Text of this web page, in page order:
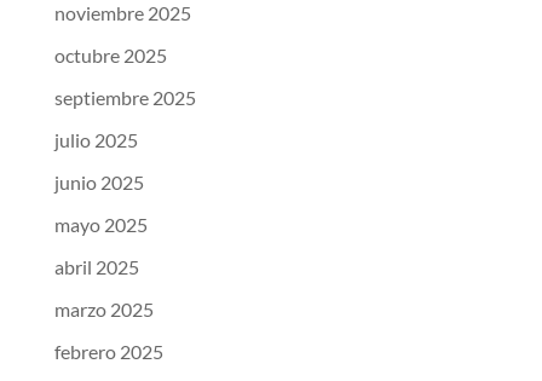
noviembre 2025
octubre 2025
septiembre 2025
julio 2025
junio 2025
mayo 2025
abril 2025
marzo 2025
febrero 2025